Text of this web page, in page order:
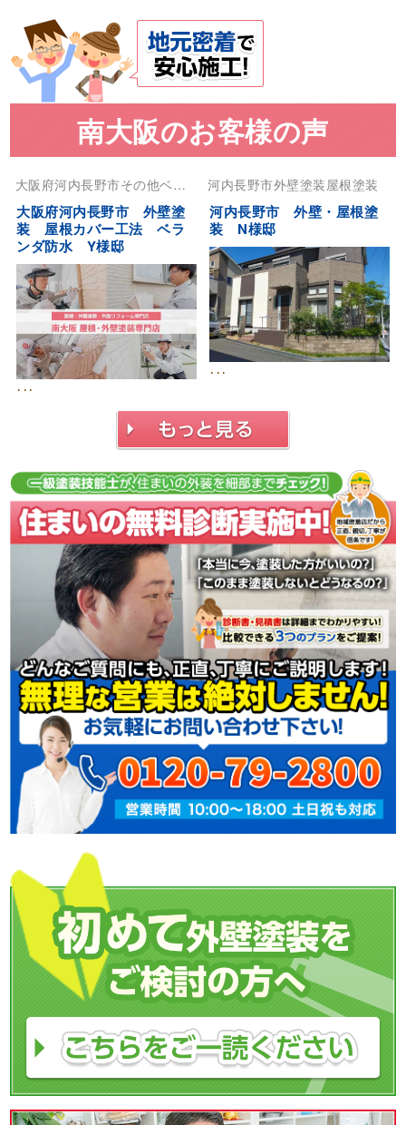
南大阪のお客様の声
大阪府河内長野市その他ベラ
ンダ防水外壁塗装
大阪府河内長野市 外壁塗
装 屋根カバー工法 ベラ
ンダ防水 Y様邸
･･･
河内長野市外壁塗装屋根塗装
河内長野市 外壁・屋根塗
装 N様邸
･･･